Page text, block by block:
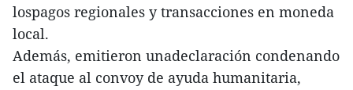
lospagos regionales y transacciones en moneda
local.
Además, emitieron unadeclaración condenando
el ataque al convoy de ayuda humanitaria,